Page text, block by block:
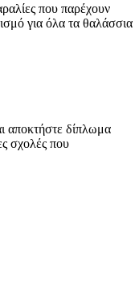
που παρέχουν
για όλα τα θαλάσσια
αποκτήστε δίπλωμα
σχολές που